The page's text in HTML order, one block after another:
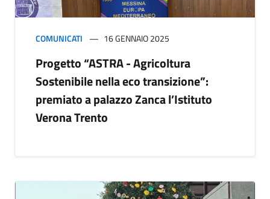
COMUNICATI 16 GENNAIO 2025
Progetto “ASTRA - Agricoltura
Sostenibile nella eco transizione”:
premiato a palazzo Zanca l’Istituto
Verona Trento